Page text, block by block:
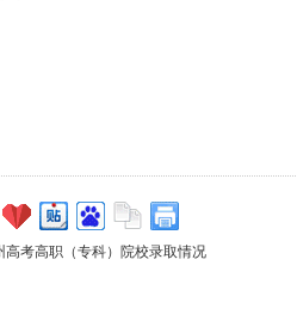
考高职（专科）院校录取情况